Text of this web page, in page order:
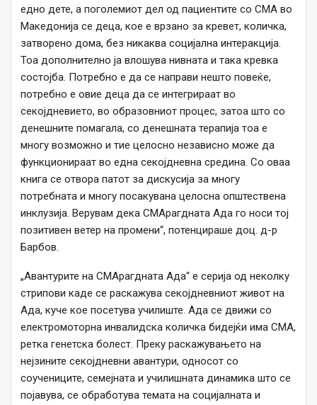
едно дете, а поголемиот дел од пациентите со СМА во
Македонија се деца, кое е врзано за кревет, количка,
затворено дома, без никаква социјална интеракција.
Тоа дополнително ја влошува нивната и така кревка
состојба. Потребно е да се направи нешто повеќе,
потребно е овие деца да се интегрираат во
секојдневието, во образовниот процес, затоа што со
денешните помагала, со денешната терапија тоа е
многу возможно и тие целосно независно може да
функционираат во една секојдневна средина. Со оваа
книга се отвора патот за дискусија за многу
потребната и многу посакувана целосна општествена
инклузија. Верувам дека СМАрагдната Ада го носи тој
позитивен ветер на промени“, потенцираше доц. д-р
Барбов.
„Авантурите на СМАрагдната Ада“ е серија од неколку
стрипови каде се раскажува секојдневниот живот на
Ада, куче кое посетува училиште. Ада се движи со
електромоторна инвалидска количка бидејќи има СМА,
ретка генетска болест. Преку раскажувањето на
нејзините секојдневни авантури, односот со
соучениците, семејната и училишната динамика што се
појавува, се обработува темата на социјалната и